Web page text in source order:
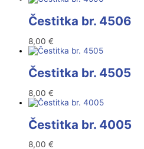
Čestitka br. 4506
8,00 €
Čestitka br. 4505
8,00 €
Čestitka br. 4005
8,00 €